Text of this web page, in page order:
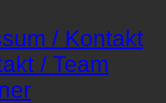
/ Kontakt
/ Team